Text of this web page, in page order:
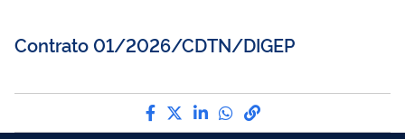
Contrato 01/2026/CDTN/DIGEP
Compartilhe por Facebook
Compartilhe por Twitter
Compartilhe por
Compartilhe por
link para Copiar